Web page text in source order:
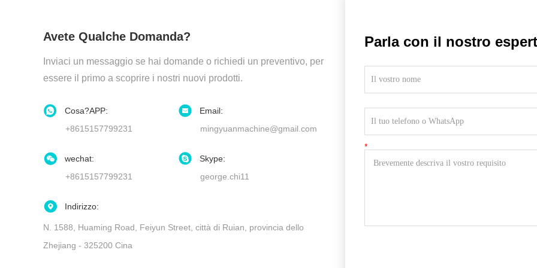
Avete Qualche Domanda?
Inviaci un messaggio se hai domande o richiedi un preventivo, per
essere il primo a scoprire i nostri nuovi prodotti.
Cosa?APP:
+8615157799231
Email:
mingyuanmachine@gmail.com
wechat:
+8615157799231
Skype:
george.chi11
Indirizzo:
N. 1588, Huaming Road, Feiyun Street, città di Ruian, provincia dello
Zhejiang - 325200 Cina
Parla con il nostro